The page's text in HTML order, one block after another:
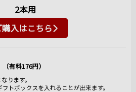
2本用
購入はこちら
（有料176円）
ります。
トボックスを入れることが出来ます。